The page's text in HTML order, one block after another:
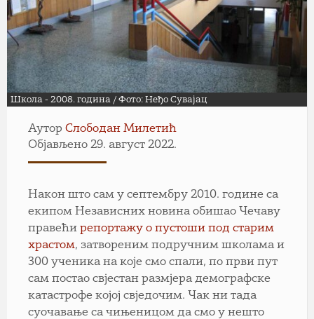
Школа - 2008. година / Фото: Неђо Сувајац
Аутор Слободан Милетић
Објављено 29. август 2022.
Након што сам у септембру 2010. године са
екипом Независних новина обишао Чечаву
правећи репортажу о пустоши под старим
храстом, затвореним подручним школама и
300 ученика на које смо спали, по први пут
сам постао свјестан размјера демографске
катастрофе којој свједочим. Чак ни тада
суочавање са чињеницом да смо у нешто